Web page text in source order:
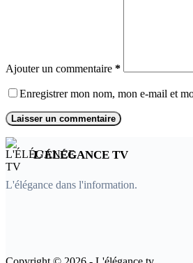
Ajouter un commentaire *
Enregistrer mon nom, mon e-mail et
Laisser un commentaire
L'ÉLÉGANCE TV
L'élégance dans l'information.